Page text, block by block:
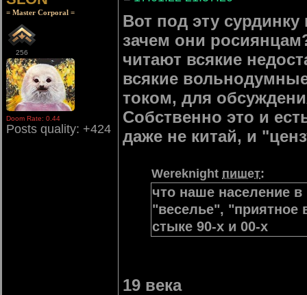
= Master Corporal =
256
Doom Rate: 0.44
Posts quality: +424
Вот под эту
зачем они
читают всякие
всякие
током, для
Собственно это и
даже не китай, и
Wereknight пишет:
что наше население в
"веселье", "приятное
стыке 90-х и 00-х
19 века